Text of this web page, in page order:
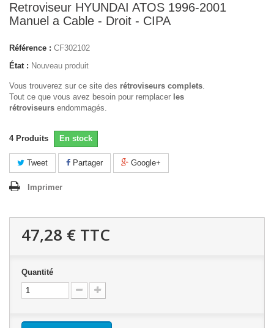
Retroviseur HYUNDAI ATOS 1996-2001
Manuel a Cable - Droit - CIPA
Référence : CF302102
État : Nouveau produit
Vous trouverez sur ce site des rétroviseurs complets.
Tout ce que vous avez besoin pour remplacer les
rétroviseurs endommagés.
4 Produits En stock
Tweet Partager Google+
Imprimer
47,28 € TTC
Quantité